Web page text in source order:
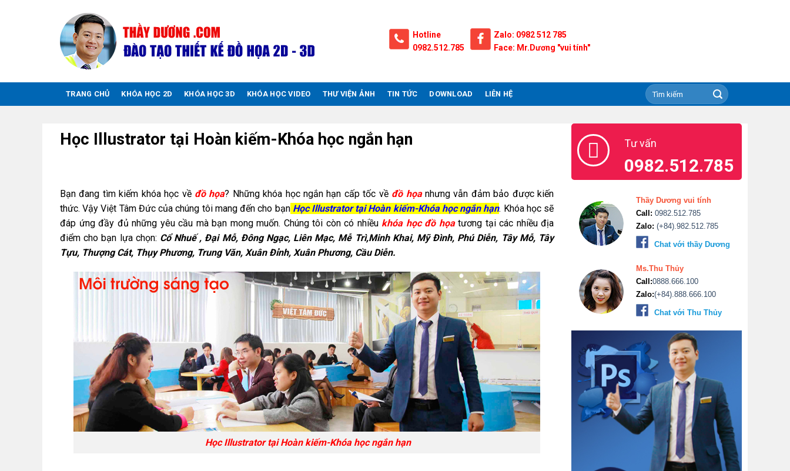
Hotline
0982.512.785
Zalo: 0982 512 785
Face: Mr.Dương "vui tính"
TRANG CHỦ KHÓA HỌC 2D KHÓA HỌC 3D KHÓA HỌC VIDEO THƯ VIỆN ẢNH TIN TỨC DOWNLOAD LIÊN HỆ
Học Illustrator tại Hoàn kiếm-Khóa học ngắn hạn
Bạn đang tìm kiếm khóa học về đồ họa? Những khóa học ngắn hạn cấp tốc về đồ họanhưng vẫn đảm bảo được kiến
thức. Vậy Việt Tâm Đức của chúng tôi mang đến cho bạnHọc Illustrator tại Hoàn kiếm-Khóa học ngắn hạn. Khóa học sẽ
đáp ứng đầy đủ những yêu cầu mà bạn mong muốn. Chúng tôi còn có nhiềukhóa học đồ họatương tại các nhiều địa
điểm cho bạn lựa chọn: Cổ Nhuế , Đại Mỗ, Đông Ngạc, Liên Mạc, Mễ Trì,Minh Khai, Mỹ Đình, Phú Diễn, Tây Mỗ, Tây
Tựu, Thượng Cát, Thụy Phương, Trung Văn, Xuân Đỉnh, Xuân Phương, Cầu Diễn.
Học Illustrator tại Hoàn kiếm-Khóa học ngắn hạn
Tư vấn
0982.512.785
Thầy Dương vui tính
Call: 0982.512.785
Zalo: (+84).982.512.785
Chat với thầy Dương
Ms.Thu Thủy
Call:0888.666.100
Zalo:(+84).888.666.100
Chat với Thu Thủy